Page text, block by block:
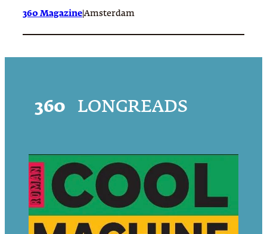
360 Magazine Amsterdam
360 LONGREADS